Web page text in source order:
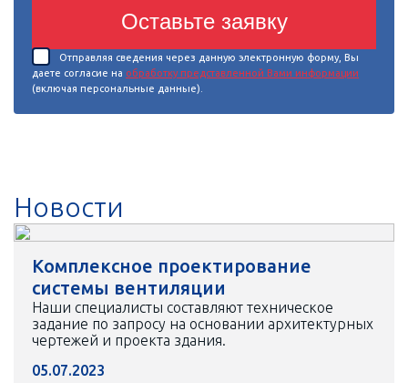
Оставьте заявку
Отправляя сведения через данную электронную форму, Вы
даете согласие на обработку представленной Вами информации
(включая персональные данные).
Новости
Комплексное проектирование
системы вентиляции
Наши специалисты составляют техническое
задание по запросу на основании архитектурных
чертежей и проекта здания.
05.07.2023